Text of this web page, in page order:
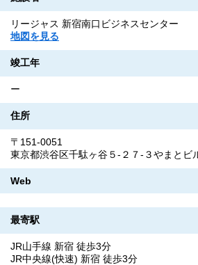
リージャス 新宿南口ビジネスセンター
地図を見る
竣工年
ー
住所
〒151-0051
東京都渋谷区千駄ヶ谷５-２７‐３やまとビ
Web
最寄駅
JR山手線 新宿 徒歩3分
JR中央線(快速) 新宿 徒歩3分